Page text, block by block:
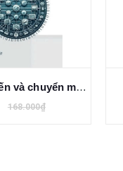
Giáo trình định tuyến và chuyển mạch
168.000₫